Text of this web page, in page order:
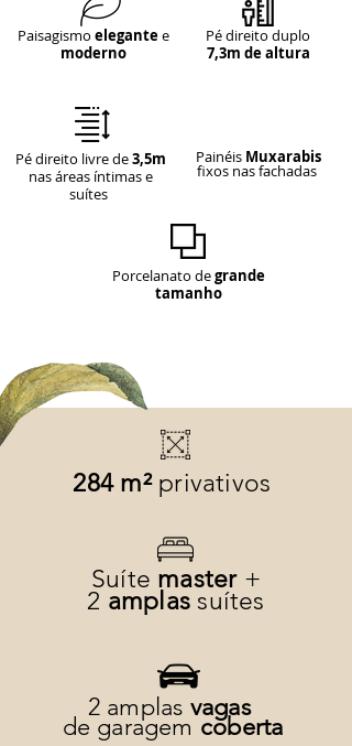
Paisagismo elegantee
moderno
Pé direito livre de3,5m
nas áreas íntimas e
suítes
Pé direito duplo
7,3m de altura
Painéis Muxarabis
fixos nas fachadas
Porcelanato degrande
tamanho
284 m² privativos
Suíte master +
2 amplas suítes
2 amplas vagas
de garagem coberta